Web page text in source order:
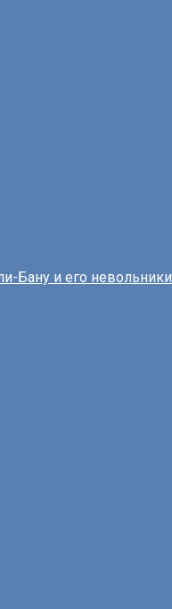
Бану и его невольники